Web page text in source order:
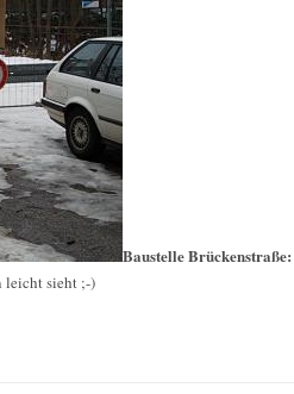
Baustelle Brückenstraße:
leicht sieht ;-)